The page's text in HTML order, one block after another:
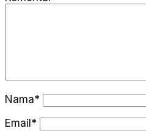
Nama*
Email*